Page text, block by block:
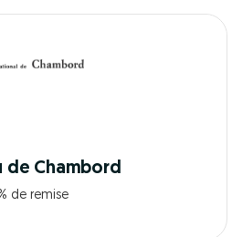
de Chambord
de remise